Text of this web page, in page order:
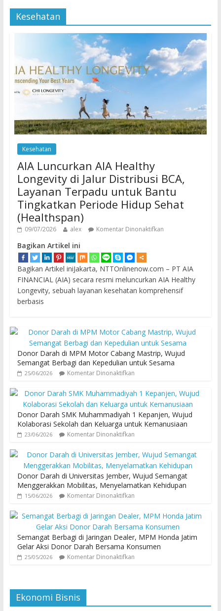
Kesehatan
Kesehatan
AIA Luncurkan AIA Healthy
Longevity di Jalur Distribusi BCA,
Layanan Terpadu untuk Bantu
Tingkatkan Periode Hidup Sehat
(Healthspan)
09/07/2026 alex Komentar Dinonaktifkan
Bagikan Artikel ini
Bagikan Artikel iniJakarta, NTTOnlinenow.com – PT AIA
FINANCIAL (AIA) secara resmi meluncurkan AIA Healthy
Longevity, sebuah layanan kesehatan komprehensif
berbasis
Donor Darah di MPM Motor Cabang Mastrip, Wujud
Semangat Berbagi dan Kepedulian untuk Sesama
25/06/2026 Komentar Dinonaktifkan
Donor Darah SMK Muhammadiyah 1 Kepanjen, Wujud
Kolaborasi Sekolah dan Keluarga untuk Kemanusiaan
23/06/2026 Komentar Dinonaktifkan
Donor Darah di Universitas Jember, Wujud Semangat
Menggerakkan Mobilitas, Menyelamatkan Kehidupan
15/06/2026 Komentar Dinonaktifkan
Semangat Berbagi di Jaringan Dealer, MPM Honda Jatim
Gelar Aksi Donor Darah Bersama Konsumen
25/05/2026 Komentar Dinonaktifkan
Ekonomi Bisnis